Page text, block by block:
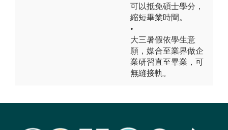
可以抵免碩士學分，
縮短畢業時間。
•
大三暑假依學生意
願，媒合至業界做企
業研習直至畢業，可
無縫接軌。